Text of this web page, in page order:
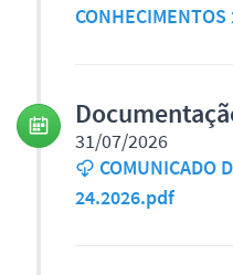
31/07/2026
COMUNICADO
24.2026.pdf